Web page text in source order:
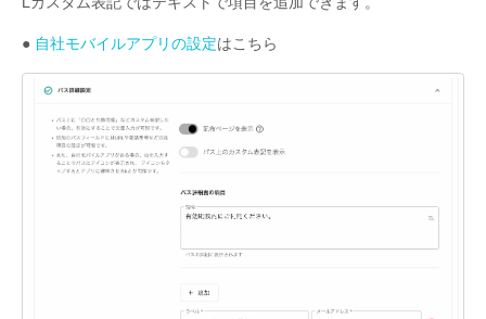
● 自社モバイルアプリの設定はこちら